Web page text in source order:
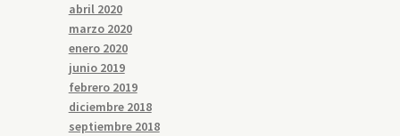
abril 2020
marzo 2020
enero 2020
junio 2019
febrero 2019
diciembre 2018
septiembre 2018